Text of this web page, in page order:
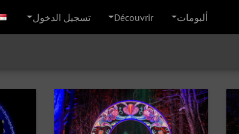
ألبومات Découvrir تسجيل الدخول